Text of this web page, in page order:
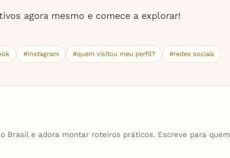
agora mesmo e comece a explorar!
#Instagram #quem visitou meu perfil? #redes sociais
Brasil e adora montar roteiros práticos. Escreve para quem